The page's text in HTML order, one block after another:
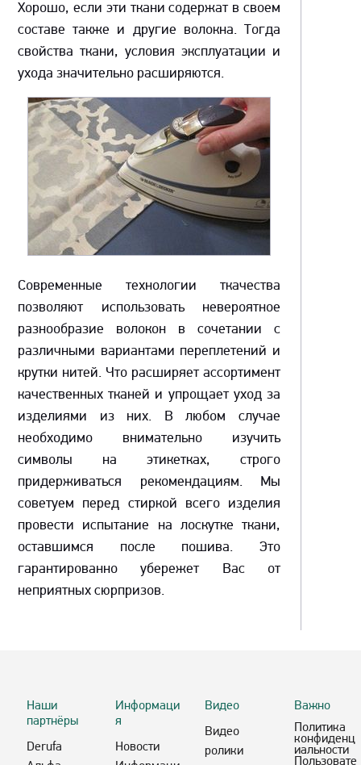
Хорошо, если эти ткани содержат в своем
составе также и другие волокна. Тогда
свойства ткани, условия эксплуатации и
ухода значительно расширяются.
Современные технологии ткачества
позволяют использовать невероятное
разнообразие волокон в сочетании с
различными вариантами переплетений и
крутки нитей. Что расширяет ассортимент
качественных тканей и упрощает уход за
изделиями из них. В любом случае
необходимо внимательно изучить
символы на этикетках, строго
придерживаться рекомендациям. Мы
советуем перед стиркой всего изделия
провести испытание на лоскутке ткани,
оставшимся после пошива. Это
гарантированно убережет Вас от
неприятных сюрпризов.
Наши
партнёры
Derufa
Информаци
я
Новости
Видео
Видео
ролики
Важно
Политика
конфиденц
иальности
Пользовате